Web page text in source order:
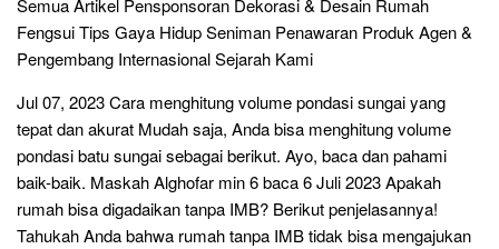
Semua Artikel Pensponsoran Dekorasi & Desain Rumah
Fengsui Tips Gaya Hidup Seniman Penawaran Produk Agen &
Pengembang Internasional Sejarah Kami
Jul 07, 2023 Cara menghitung volume pondasi sungai yang
tepat dan akurat Mudah saja, Anda bisa menghitung volume
pondasi batu sungai sebagai berikut. Ayo, baca dan pahami
baik-baik. Maskah Alghofar min 6 baca 6 Juli 2023 Apakah
rumah bisa digadaikan tanpa IMB? Berikut penjelasannya!
Tahukah Anda bahwa rumah tanpa IMB tidak bisa mengajukan